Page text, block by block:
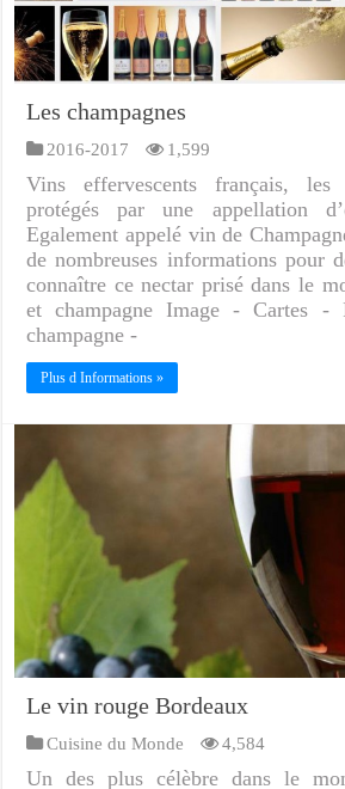
Les champagnes
2016-2017 1,599
Vins effervescents français, les
protégés par une appellation
Egalement appelé vin de
de nombreuses informations pour
connaître ce nectar prisé dans le
et champagne Image - Cartes -
champagne -
Plus d Informations »
Le vin rouge Bordeaux
Cuisine du Monde 4,584
Un des plus célèbre dans le